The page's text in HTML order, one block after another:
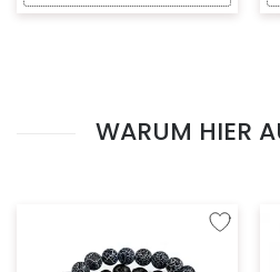
WARUM HIER
Zur